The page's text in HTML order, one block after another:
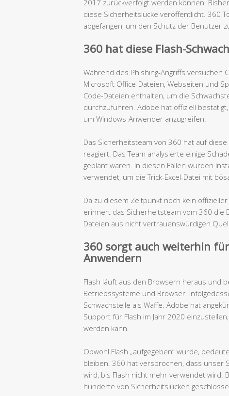
2017 zurückverfolgt werden können.
diese Sicherheitslücke veröffentlicht. 360
abgefangen, um den Schutz der Benutzer
360 hat diese Flash-
Während des Phishing-Angriffs versuchen
Microsoft Office-Dateien, Webseiten und
Code-Dateien enthalten, um die
durchzuführen. Adobe hat offiziell
um Windows-Anwender anzugreifen.
Das Sicherheitsteam von 360 hat auf
reagiert. Das Team analysierte einige
geplant waren. In diesen Fällen wurden
verwendet, um die Trick-Excel-Datei mit
Da zu diesem Zeitpunkt noch kein
erinnert das Sicherheitsteam vom 360 die
Dateien aus nicht vertrauenswürdigen
360 sorgt auch weiterhin
Anwendern
Flash läuft aus den Browsern heraus und
Betriebssysteme und Browser.
Schwachstelle als Waffe. Adobe hat
Support für Flash im Jahr 2020
werden kann.
Obwohl Flash „aufgegeben“ wurde,
bleiben. 360 hat versprochen, dass unser
wird, bis Flash nicht mehr verwendet wird.
hunderte von Sicherheitslücken